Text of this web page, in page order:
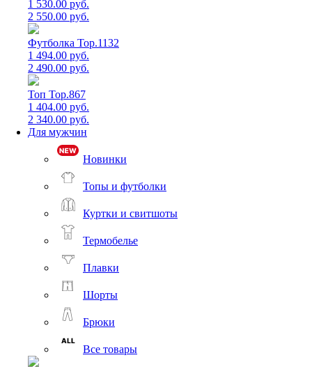
1 530.00 руб.
2 550.00 руб.
Футболка Top.1132
1 494.00 руб.
2 490.00 руб.
Топ Top.867
1 404.00 руб.
2 340.00 руб.
Для мужчин
Новинки
Топы и футболки
Куртки и свитшоты
Термобелье
Плавки
Шорты
Брюки
Все товары